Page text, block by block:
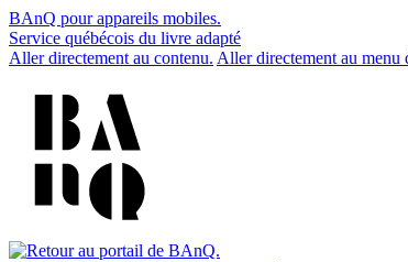
BAnQ pour appareils mobiles.
Service québécois du livre adapté
Aller directement au contenu. Aller directement au menu